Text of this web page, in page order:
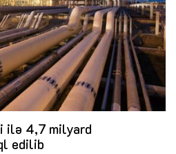
ilə 4,7 milyard
edilib